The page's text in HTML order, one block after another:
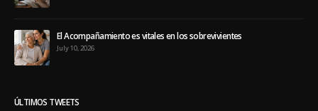
El Acompañamiento es vitales en los sobrevivientes
July 10, 2026
ÚLTIMOS TWEETS